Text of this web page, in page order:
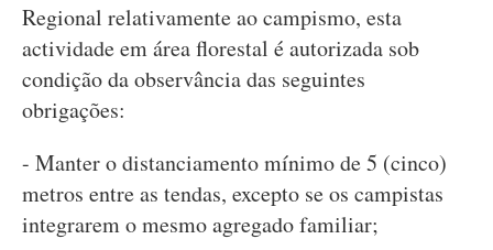
Regional relativamente ao campismo, esta
actividade em área florestal é autorizada sob
condição da observância das seguintes
obrigações:
- Manter o distanciamento mínimo de 5 (cinco)
metros entre as tendas, excepto se os campistas
integrarem o mesmo agregado familiar;